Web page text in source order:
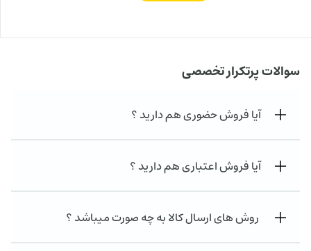
سوالات پرتکرار تخصصی
آیا فروش حضوری هم دارید ؟
آیا فروش اعتباری هم دارید ؟
روش های ارسال کالا به چه صورت میباشد ؟